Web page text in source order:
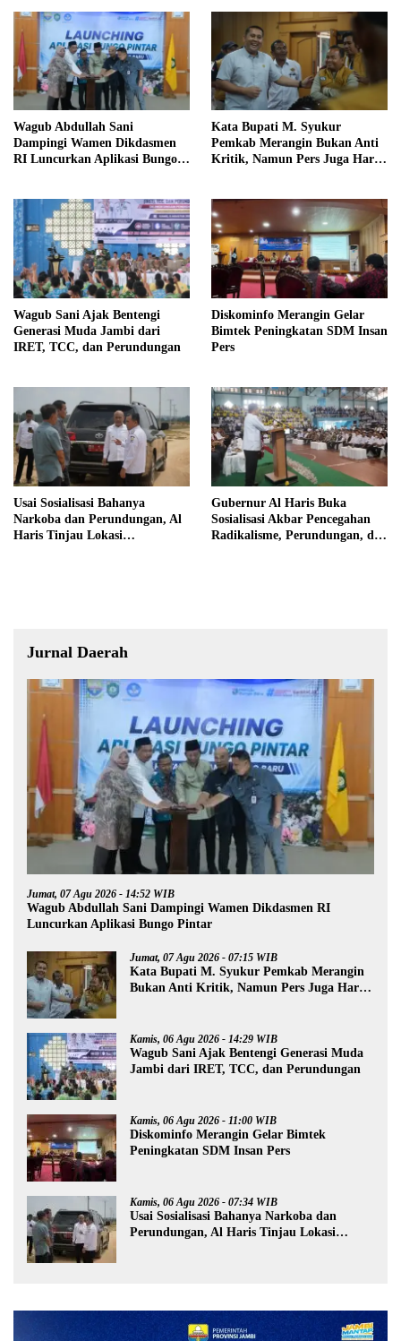
Wagub Abdullah Sani
Dampingi Wamen Dikdasmen
RI Luncurkan Aplikasi Bungo
Kata Bupati M. Syukur
Pemkab Merangin Bukan Anti
Kritik, Namun Pers Juga Harus
Wagub Sani Ajak Bentengi
Generasi Muda Jambi dari
IRET, TCC, dan Perundungan
Diskominfo Merangin Gelar
Bimtek Peningkatan SDM Insan
Pers
Usai Sosialisasi Bahanya
Narkoba dan Perundungan, Al
Haris Tinjau Lokasi
Gubernur Al Haris Buka
Sosialisasi Akbar Pencegahan
Radikalisme, Perundungan, dan
Jurnal Daerah
Jumat, 07 Agu 2026 - 14:52 WIB
Wagub Abdullah Sani Dampingi Wamen Dikdasmen RI
Luncurkan Aplikasi Bungo Pintar
Jumat, 07 Agu 2026 - 07:15 WIB
Kata Bupati M. Syukur Pemkab Merangin
Bukan Anti Kritik, Namun Pers Juga Harus
Kamis, 06 Agu 2026 - 14:29 WIB
Wagub Sani Ajak Bentengi Generasi Muda
Jambi dari IRET, TCC, dan Perundungan
Kamis, 06 Agu 2026 - 11:00 WIB
Diskominfo Merangin Gelar Bimtek
Peningkatan SDM Insan Pers
Kamis, 06 Agu 2026 - 07:34 WIB
Usai Sosialisasi Bahanya Narkoba dan
Perundungan, Al Haris Tinjau Lokasi